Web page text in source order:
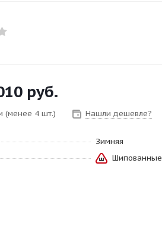
руб.
(менее 4 шт.) Нашли дешевле?
Зимняя
Шипованные